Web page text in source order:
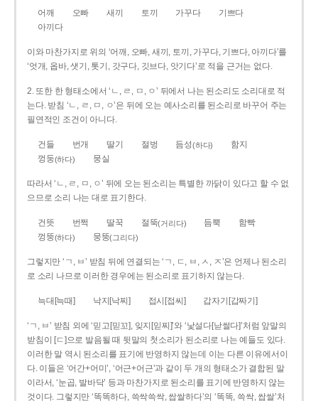
어깨 오빠 새끼 토끼 가꾸다
기쁘다
아끼다
이와 마찬가지로 위의 ‘어깨, 오빠, 새끼, 토끼, 가꾸다, 기쁘다, 아끼다’를
‘엇개, 옵바, 샛기, 톳기, 갓구다, 깃브다, 앗기다’로 적을 근거는 없다.
2. 또한 한 형태소에서 ‘ㄴ, ㄹ, ㅁ, ㅇ’ 뒤에서 나는 된소리도 소리대로 적
는다. 받침 ‘ㄴ, ㄹ, ㅁ, ㅇ’은 뒤에 오는 예사소리를 된소리로 바꾸어 주는
필연적인 조건이 아니다.
건들 번개 딸기 절벙 듬성(하다)
함지
껑둥(하다) 뭉실
따라서 ‘ㄴ, ㄹ, ㅁ, ㅇ’ 뒤에 오는 된소리는 특별한 까닭이 있다고 할 수 없
으므로 소리 나는 대로 표기한다.
건뜻 번쩍 딸꾹 절뚝(거리다) 듬뿍
함빡
껑뚱(하다) 뭉뚱(그리다)
그렇지만 ‘ㄱ, ㅂ’ 받침 뒤에 연결되는 ‘ㄱ, ㄷ, ㅂ, ㅅ, ㅈ’은 언제나 된소리
로 소리 나므로 이러한 경우에는 된소리로 표기하지 않는다.
늑대[늑때] 낙지[낙찌] 접시[접씨] 갑자기[갑짜기]
‘ㄱ, ㅂ’ 받침 외에 ‘믿고[믿꼬], 잊지[읻찌]’와 ‘낯설다[낟썰다]’처럼 앞말의
받침이 [ㄷ]으로 발음될 때 뒷말의 첫소리가 된소리로 나는 예들도 있다.
이러한 말 역시 된소리를 표기에 반영하지 않는데 이는 다른 이유에서이
다. 이들은 ‘어간+어미’, ‘어근+어근’과 같이 두 개의 형태소가 결합된 말
이라서, ‘눈곱, 발바닥’ 등과 마찬가지로 된소리를 표기에 반영하지 않는
것이다. 그렇지만 ‘똑똑하다, 쓱싹쓱싹, 쌉쌀하다’의 ‘똑똑, 쓱싹, 쌉쌀’처